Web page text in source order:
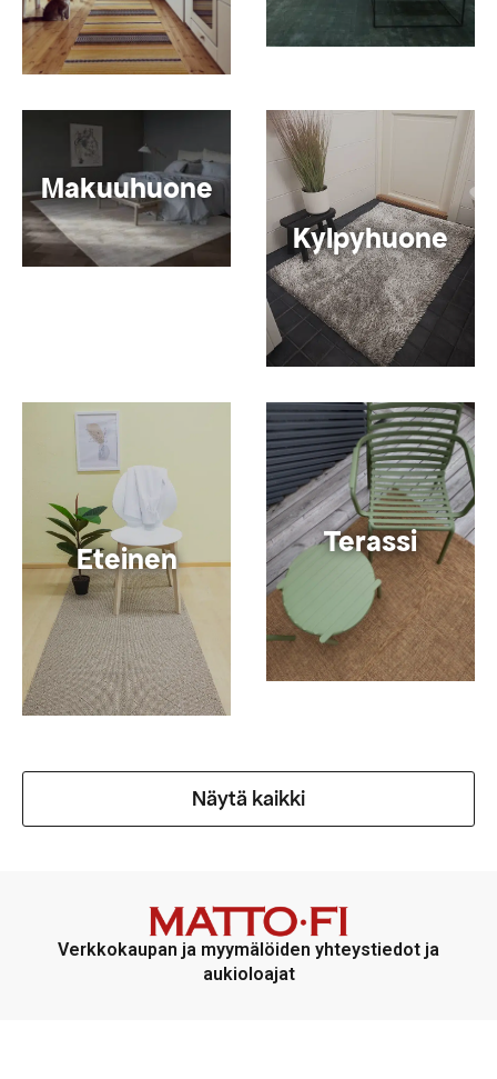
Makuuhuone
Kylpyhuone
Eteinen Terassi
Näytä kaikki
Verkkokaupan ja myymälöiden yhteystiedot ja
aukioloajat